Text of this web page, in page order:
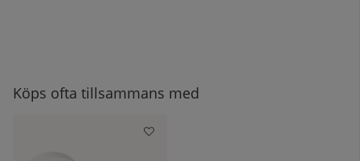
Köps ofta tillsammans med